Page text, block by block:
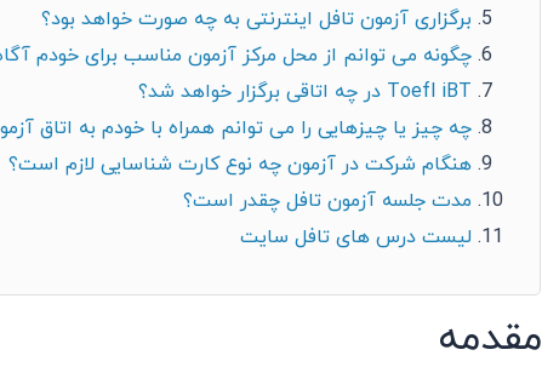
برگزاری آزمون تافل اینترنتی به چه صورت خواهد بود؟
چگونه می توانم از محل مرکز آزمون مناسب برای خودم
Toefl iBT در چه اتاقی برگزار خواهد شد؟
چه چیز یا چیزهایی را می توانم همراه با خودم به اتاق
هنگام شرکت در آزمون چه نوع کارت شناسایی لازم است؟
مدت جلسه آزمون تافل چقدر است؟
لیست درس های تافل سایت
مقدمه